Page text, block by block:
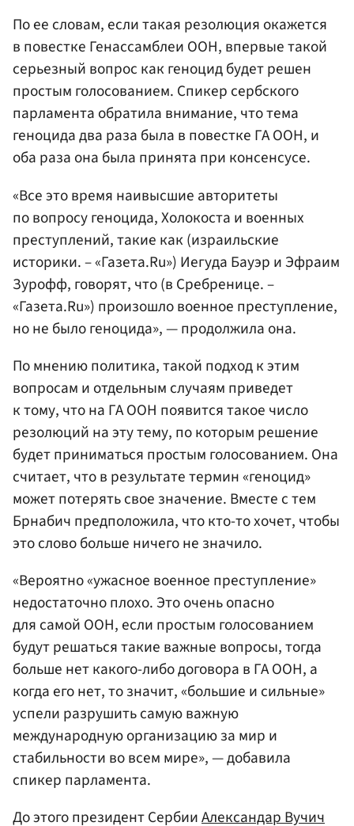
По ее словам, если такая резолюция окажется
в повестке Генассамблеи ООН, впервые такой
серьезный вопрос как геноцид будет решен
простым голосованием. Спикер сербского
парламента обратила внимание, что тема
геноцида два раза была в повестке ГА ООН, и
оба раза она была принята при консенсусе.
«Все это время наивысшие авторитеты
по вопросу геноцида, Холокоста и военных
преступлений, такие как (израильские
историки. – «Газета.Ru») Иегуда Бауэр и Эфраим
Зурофф, говорят, что (в Сребренице. –
«Газета.Ru») произошло военное преступление,
но не было геноцида», — продолжила она.
По мнению политика, такой подход к этим
вопросам и отдельным случаям приведет
к тому, что на ГА ООН появится такое число
резолюций на эту тему, по которым решение
будет приниматься простым голосованием. Она
считает, что в результате термин «геноцид»
может потерять свое значение. Вместе с тем
Брнабич предположила, что кто-то хочет, чтобы
это слово больше ничего не значило.
«Вероятно «ужасное военное преступление»
недостаточно плохо. Это очень опасно
для самой ООН, если простым голосованием
будут решаться такие важные вопросы, тогда
больше нет какого-либо договора в ГА ООН, а
когда его нет, то значит, «большие и сильные»
успели разрушить самую важную
международную организацию за мир и
стабильности во всем мире», — добавила
спикер парламента.
До этого президент СербииАлександар Вучич